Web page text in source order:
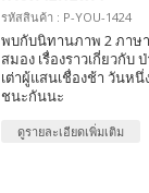
รหัสสินค้า : P-YOU-1424
พบกับนิทานภาพ 2 ภาษ
สมอง เรื่องราวเกี่ยวกับ
เต่าผู้แสนเชื่องช้า วันหนึ่
ชนะกันนะ
ดูรายละเอียดเพิ่มเติม